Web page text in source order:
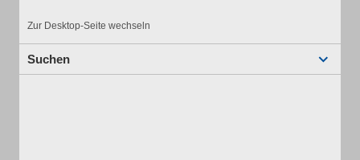
Zur Desktop-Seite wechseln
Suchen